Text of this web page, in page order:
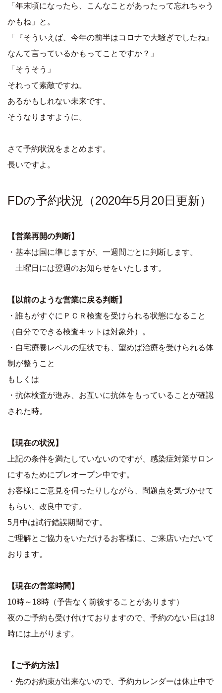
「年末頃になったら、こんなことがあったって忘れちゃう
かもね」と。
「『そういえば、今年の前半はコロナで大騒ぎでしたね』
なんて言っているかもってことですか？」
「そうそう」
それって素敵ですね。
あるかもしれない未来です。
そうなりますように。
さて予約状況をまとめます。
長いですよ。
FDの予約状況（2020年5月20日更新）
【営業再開の判断】
・基本は国に準じますが、一週間ごとに判断します。
土曜日には翌週のお知らせをいたします。
【以前のような営業に戻る判断】
・誰もがすぐにＰＣＲ検査を受けられる状態になること
（自分でできる検査キットは対象外）。
・自宅療養レベルの症状でも、望めば治療を受けられる体
制が整うこと
もしくは
・抗体検査が進み、お互いに抗体をもっていることが確認
された時。
【現在の状況】
上記の条件を満たしていないのですが、感染症対策サロン
にするためにプレオープン中です。
お客様にご意見を伺ったりしながら、問題点を気づかせて
もらい、改良中です。
5月中は試行錯誤期間です。
ご理解とご協力をいただけるお客様に、ご来店いただいて
おります。
【現在の営業時間】
10時～18時（予告なく前後することがあります）
夜のご予約も受け付けておりますので、予約のない日は18
時には上がります。
【ご予約方法】
・先のお約束が出来ないので、予約カレンダーは休止中で